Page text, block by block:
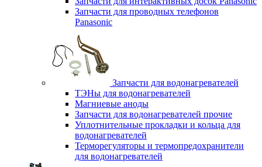
Запчасти для проводных телефонов
Panasonic
Запчасти для водонагревателей
ТЭНы для водонагревателей
Магниевые аноды
Запчасти для водонагревателей прочие
Уплотнительные прокладки и кольца для
водонагревателей
Терморегуляторы и термопредохранители
для водонагревателей